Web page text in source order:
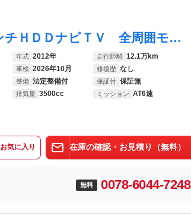
アルファード ３５０Ｇ 純正８インチＨＤＤナビＴＶ 全周囲モニター 後席フリップＤモニター プリクラッシュセンサー レーンキープＡ レーダークルーズ 両側パワースライド パワーバックドア オットマン １９インチアルミ ＥＴＣ
年式 2012年 走行距離 12.1万km
車検 2026年10月 修復歴 なし
整備 法定整備付 保証付 保証無
排気量 3500cc ミッション AT6速
お気に入り 在庫の確認・お見積り（無料）
無料 0078-6044-7248